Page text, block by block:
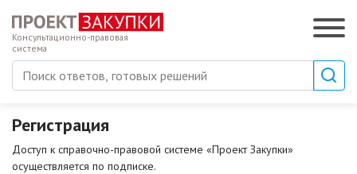
Консультационно-правовая
система
Регистрация
Доступ к справочно-правовой системе «Проект Закупки»
осуществляется по подписке.